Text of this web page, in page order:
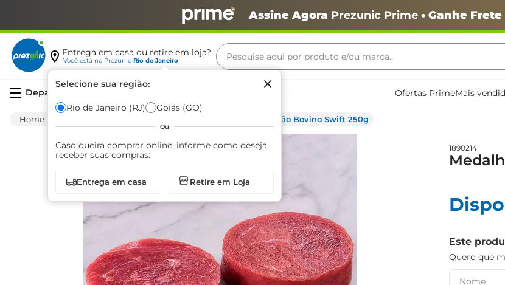
Assine Agora Prezunic Prime• Ganhe Frete
Entrega em casa ou retire em loja?
Você está no Prezunic Rio de Janeiro
Selecione sua região:
Rio de Janeiro (RJ) Goiás (GO)
Ou
Caso queira comprar online, informe como deseja
receber suas compras:
Entrega em casa Retire em Loja
Pesquise aqui por produto e/ou marca...
Ofertas PrimeMais
Medalhão Bovino Swift 250g
1890214
Este
Quero que
Termos mais buscados
café
arroz
biscoito
cerveja
iogurte